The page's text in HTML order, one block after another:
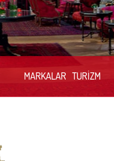
MARKALAR TURİZM